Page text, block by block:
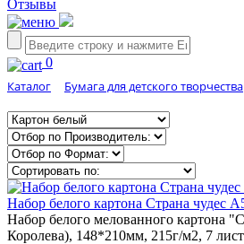
Отзывы
0
Каталог Бумага для детского творчества
Набор белого картона Страна чудес
Набор белого мелованного картона
Королева), 148*210мм, 215г/м2, 7